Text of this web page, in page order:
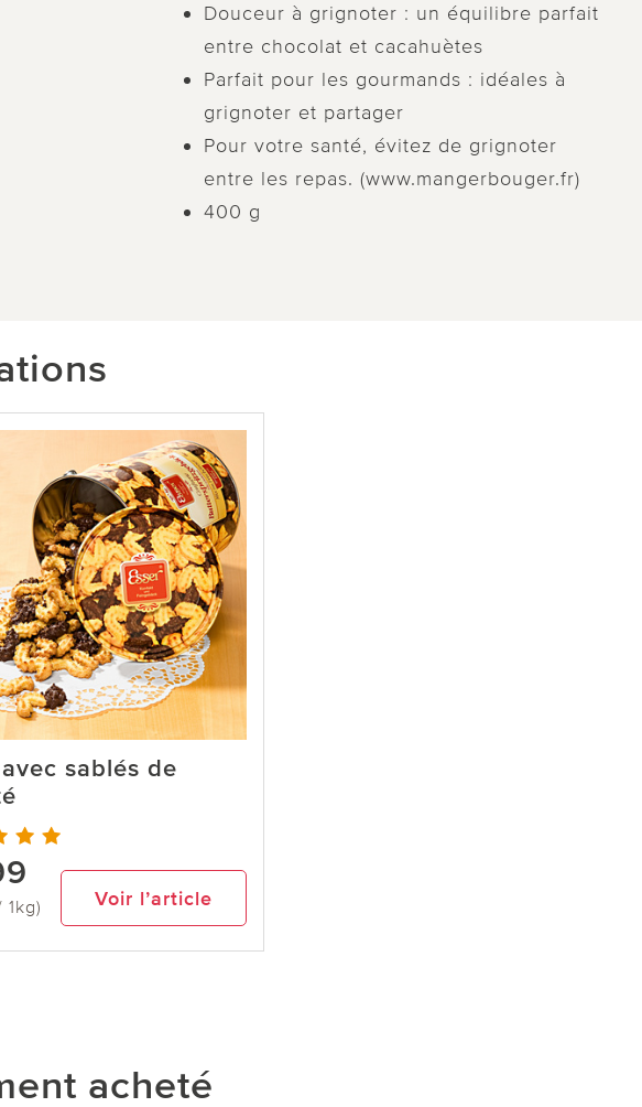
Douceur à grignoter : un équilibre parfait
entre chocolat et cacahuètes
Parfait pour les gourmands : idéales à
grignoter et partager
Pour votre santé, évitez de grignoter
entre les repas. (www.mangerbouger.fr)
400 g
sablés de
Voir l’article
acheté